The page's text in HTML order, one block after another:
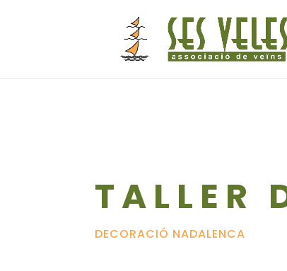
TALLER
DECORACIÓ NADALENCA